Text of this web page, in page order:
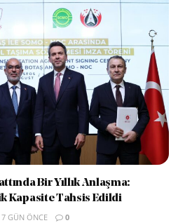
Bir Yıllık Anlaşma:
Kapasite Tahsis Edildi
GÜN ÖNCE 0